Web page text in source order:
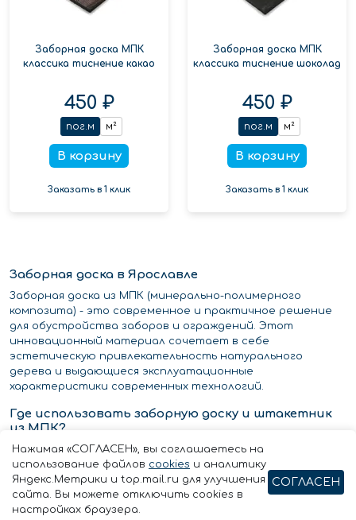
Заборная доска МПК
классика тиснение какао
450 ₽
пог.м м²
В корзину
Заказать в 1 клик
Заборная доска МПК
классика тиснение шоколад
450 ₽
пог.м м²
В корзину
Заказать в 1 клик
Заборная доска в Ярославле
Заборная доска из МПК (минерально-полимерного
композита) - это современное и практичное решение
для обустройства заборов и ограждений. Этот
инновационный материал сочетает в себе
эстетическую привлекательность натурального
дерева и выдающиеся эксплуатационные
характеристики современных технологий.
Где использовать заборную доску и штакетник
из МПК?
Заборы
Ограждения
Садовое благоустройство
Парковки
Нажимая «СОГЛАСЕН», вы соглашаетесь на
использование файлов cookies и аналитику
Яндекс.Метрики и top.mail.ru для улучшения
сайта. Вы можете отключить cookies в
настройках браузера.
СОГЛАСЕН